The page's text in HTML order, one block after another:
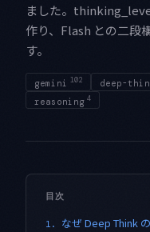
ました。
作り、Flash との二段
す。
gemini 102 deep-
reasoning 4
目次
1. なぜ Deep Think